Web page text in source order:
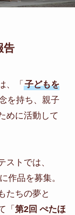
告
、「 子どもを
を持ち、親子
めに活動して
ストでは、
作品を募集。
たちの夢と
「 第2回 ぺたほ